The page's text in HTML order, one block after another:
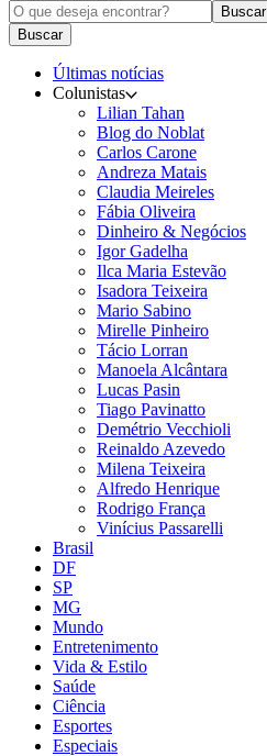
Buscar
Buscar
Últimas notícias
Colunistas
Lilian Tahan
Blog do Noblat
Carlos Carone
Andreza Matais
Claudia Meireles
Fábia Oliveira
Dinheiro & Negócios
Igor Gadelha
Ilca Maria Estevão
Isadora Teixeira
Mario Sabino
Mirelle Pinheiro
Tácio Lorran
Manoela Alcântara
Lucas Pasin
Tiago Pavinatto
Demétrio Vecchioli
Reinaldo Azevedo
Milena Teixeira
Alfredo Henrique
Rodrigo França
Vinícius Passarelli
Brasil
DF
SP
MG
Mundo
Entretenimento
Vida & Estilo
Saúde
Ciência
Esportes
Especiais